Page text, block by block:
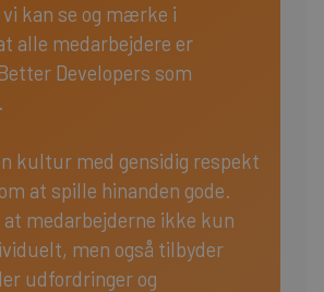
kan se og mærke i
alle medarbejdere er
Developers som
kultur med gensidig respekt
at spille hinanden gode.
at medarbejderne ikke kun
men også tilbyder
udfordringer og